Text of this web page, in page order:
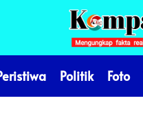
Politik Foto